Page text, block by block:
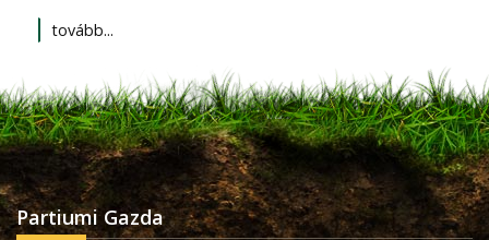
tovább...
Partiumi Gazda